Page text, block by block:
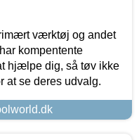
værktøj og andet
kompentente
hjælpe dig, så tøv ikke
at se deres udvalg.